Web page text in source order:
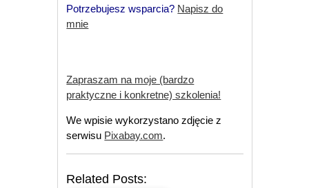
Potrzebujesz wsparcia? Napisz do
mnie
Zapraszam na moje (bardzo
praktyczne i konkretne) szkolenia!
We wpisie wykorzystano zdjęcie z
serwisu Pixabay.com.
Related Posts: